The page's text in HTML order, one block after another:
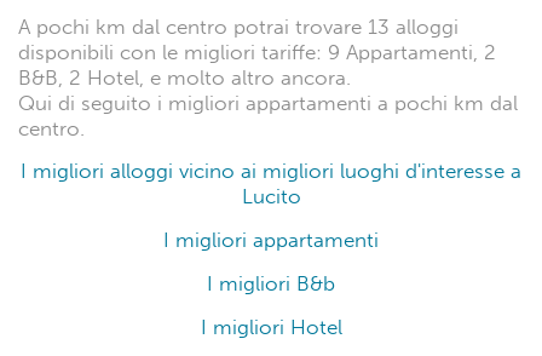
A pochi km dal centro potrai trovare 13 alloggi
disponibili con le migliori tariffe: 9 Appartamenti, 2
B&B, 2 Hotel, e molto altro ancora.
Qui di seguito i migliori appartamenti a pochi km dal
centro.
I migliori alloggi vicino ai migliori luoghi d'interesse a
Lucito
I migliori appartamenti
I migliori B&b
I migliori Hotel